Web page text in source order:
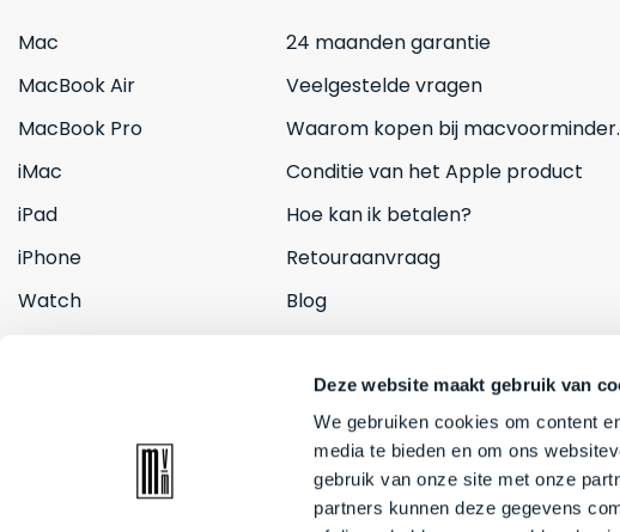
Deze website maakt gebruik van
We gebruiken cookies om content
media te bieden en om ons
gebruik van onze site met onze
partners kunnen deze gegevens
Mac
MacBook Air
MacBook Pro
iMac
iPad
iPhone
Watch
24 maanden garantie
Veelgestelde vragen
Waarom kopen bij
Conditie van het Apple product
Hoe kan ik betalen?
Retouraanvraag
Blog